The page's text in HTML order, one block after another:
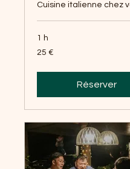
Cuisine italienne chez
1 h
25
euros
25 €
Réserver